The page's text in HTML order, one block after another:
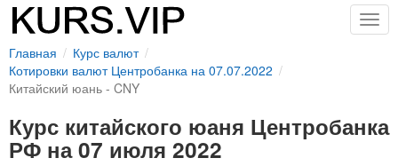
Главная
Курс валют
Котировки валют Центробанка на 07.07.2022
Китайский юань - CNY
Курс китайского юаня Центробанка
РФ на 07 июля 2022